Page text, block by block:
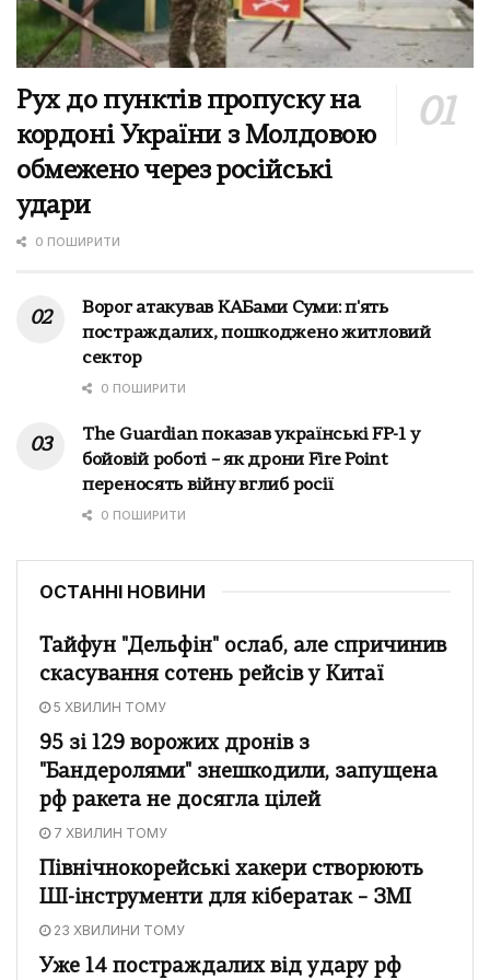
Рух до пунктів пропуску на
кордоні України з Молдовою
обмежено через російські
удари
0 ПОШИРИТИ
Ворог атакував КАБами Суми: п'ять
постраждалих, пошкоджено житловий
сектор
0 ПОШИРИТИ
The Guardian показав українські FP-1 у
бойовій роботі – як дрони Fire Point
переносять війну вглиб росії
0 ПОШИРИТИ
ОСТАННІ НОВИНИ
Тайфун "Дельфін" ослаб, але спричинив
скасування сотень рейсів у Китаї
5 ХВИЛИН ТОМУ
95 зі 129 ворожих дронів з
"Бандеролями" знешкодили, запущена
рф ракета не досягла цілей
7 ХВИЛИН ТОМУ
Північнокорейські хакери створюють
ШІ-інструменти для кібератак – ЗМІ
23 ХВИЛИНИ ТОМУ
Уже 14 постраждалих від удару рф